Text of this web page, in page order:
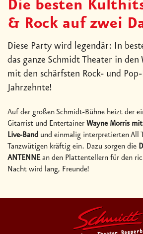
Die besten
& Rock auf zwei
Diese Party wird legendär: In
das ganze Schmidt Theater in
mit den schärfsten Rock- und
Jahrzehnte!
Auf der großen Schmidt-Bühne heizt der
Gitarrist und Entertainer Wayne Morris
Live-Band und einmalig interpretierten All
Tanzwütigen kräftig ein. Dazu sorgen die
ANTENNEan den Plattentellern für den
Nacht wird lang, Freunde!